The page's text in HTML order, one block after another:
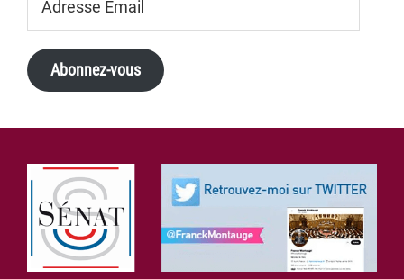
Email
Abonnez-vous
Footer